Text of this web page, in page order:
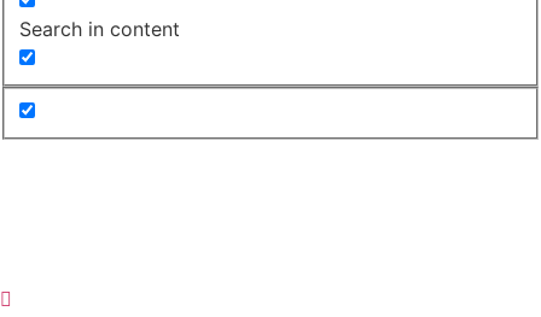
Search in content